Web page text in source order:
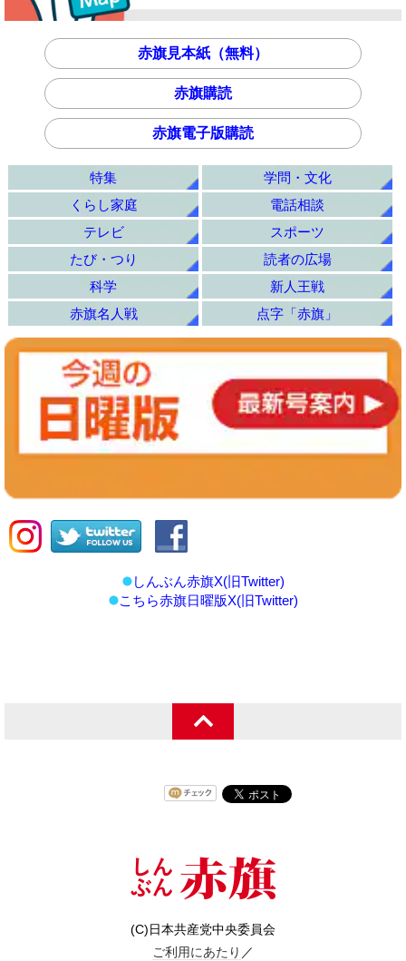
赤旗見本紙（無料）
赤旗購読
赤旗電子版購読
特集
学問・文化
くらし家庭
電話相談
テレビ
スポーツ
たび・つり
読者の広場
科学
新人王戦
赤旗名人戦
点字「赤旗」
しんぶん赤旗X(旧Twitter)
こちら赤旗日曜版X(旧Twitter)
(C)日本共産党中央委員会
ご利用にあたり ／